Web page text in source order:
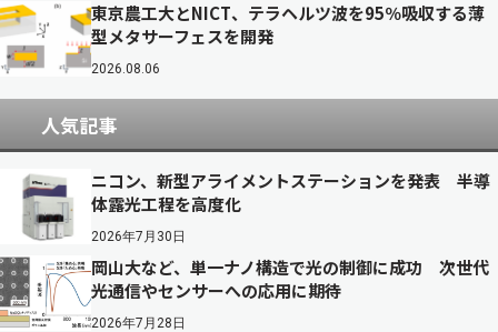
東京農工大とNICT、テラヘルツ波を95％吸収する薄
型メタサーフェスを開発
2026.08.06
人気記事
ニコン、新型アライメントステーションを発表 半導
体露光工程を高度化
2026年7月30日
岡山大など、単一ナノ構造で光の制御に成功 次世代
光通信やセンサーへの応用に期待
2026年7月28日